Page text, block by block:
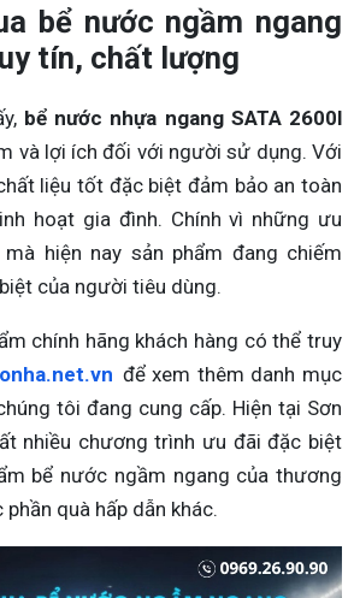
bể nước ngầm ngang
tín, chất lượng
bể nước nhựa ngang SATA 2600l
và lợi ích đối với người sử dụng. Với
liệu tốt đặc biệt đảm bảo an toàn
hoạt gia đình. Chính vì những ưu
hiện nay sản phẩm đang chiếm
của người tiêu dùng.
chính hãng khách hàng có thể truy
để xem thêm danh mục
tôi đang cung cấp. Hiện tại Sơn
nhiều chương trình ưu đãi đặc biệt
bể nước ngầm ngang của thương
phần quà hấp dẫn khác.